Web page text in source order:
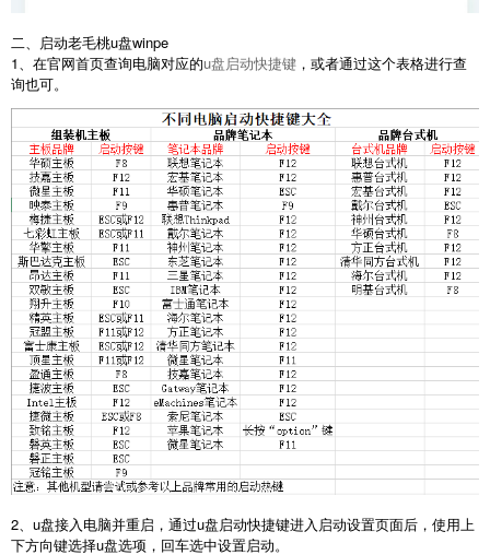
二、启动老毛桃u盘winpe
1、在官网首页查询电脑对应的u盘启动快捷键 ，或者通过这个表格进行查
询也可。
2、u盘接入电脑并重启，通过u盘启动快捷键进入启动设置页面后，使用上
下方向键选择u盘选项，回车选中设置启动。